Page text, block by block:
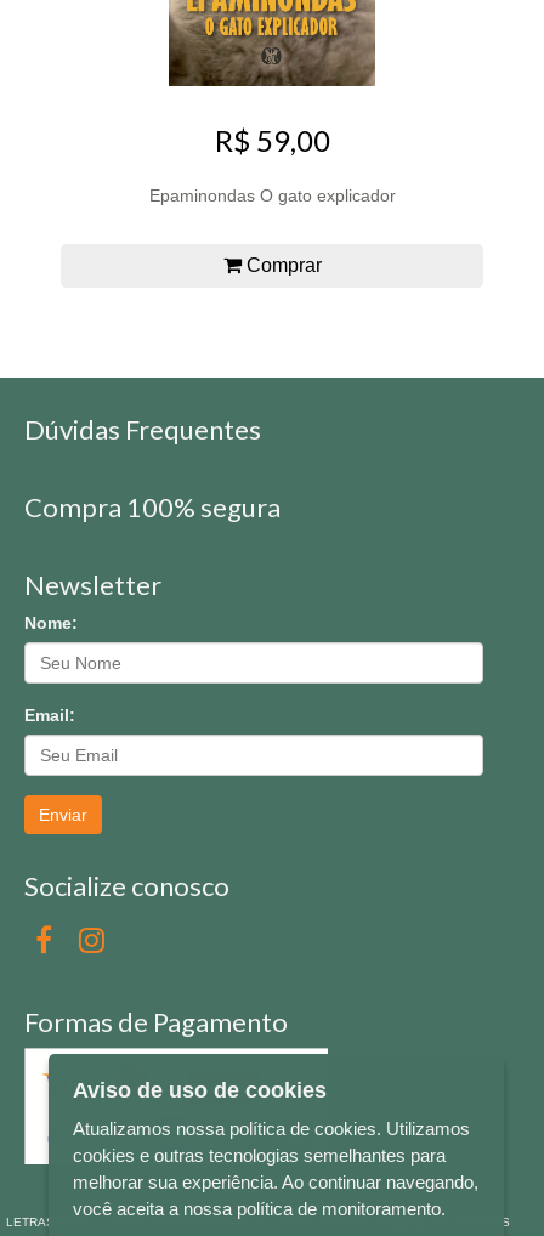
R$ 59,00
Epaminondas O gato explicador
Comprar
Dúvidas Frequentes
Compra 100% segura
Newsletter
Nome:
Email:
Enviar
Socialize conosco
Formas de Pagamento
LETRAS & CIA - CNPJ n° 88.587.548/0001-20 - Térreo Bourbon Shopping - AV. NAÇÕES
Aviso de uso de cookies
Atualizamos nossa política de cookies. Utilizamos
cookies e outras tecnologias semelhantes para
melhorar sua experiência. Ao continuar navegando,
você aceita a nossa política de monitoramento.